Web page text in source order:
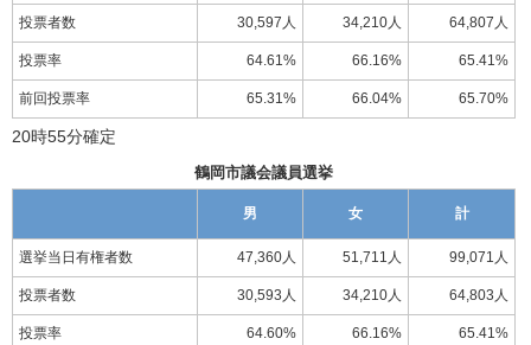
投票者数 30,597人 34,210人 64,807人
投票率 64.61% 66.16% 65.41%
前回投票率 65.31% 66.04% 65.70%
20時55分確定
鶴岡市議会議員選挙
男 女 計
選挙当日有権者数 47,360人 51,711人 99,071人
投票者数 30,593人 34,210人 64,803人
投票率 64.60% 66.16% 65.41%